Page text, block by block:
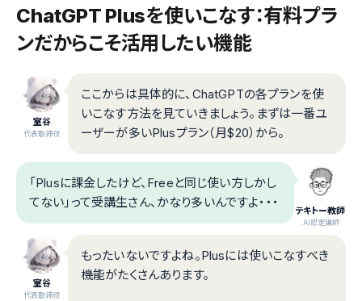
ChatGPT Plusを使いこなす：有料プラ
ンだからこそ活用したい機能
室谷
代表取締役
ここからは具体的に、ChatGPTの各プランを使
いこなす方法を見ていきましょう。まずは一番ユ
ーザーが多いPlusプラン（月$20）から。
テキトー教師
.AI認定講師
「Plusに課金したけど、Freeと同じ使い方しかし
てない」って受講生さん、かなり多いんですよ・・・
室谷
代表取締役
もったいないですよね。Plusには使いこなすべき
機能がたくさんあります。